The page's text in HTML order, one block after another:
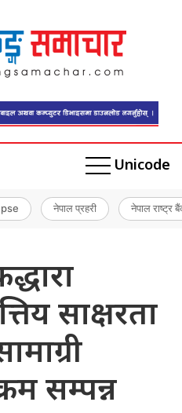
Unicode
नेपाल प्रहरी नेपाल राष्ट्र
साक्षरता
सम्पन्न